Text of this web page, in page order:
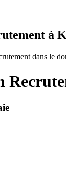
à
dans le